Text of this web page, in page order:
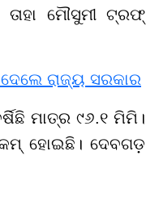
ତାହା ମୌସୁମୀ ଟ୍ରଫ୍
ରାଜ୍ୟ ସରକାର
ମାତ୍ର ୯୬.୧ ମିମି।
କମ୍ ହୋଇଛି। ଦେବଗଡ଼